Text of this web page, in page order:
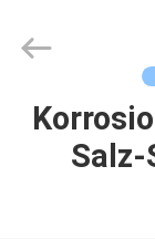
HAUS
Salz-